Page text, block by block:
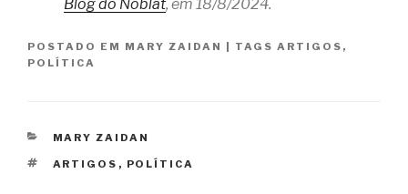
Blog do Noblat, em 18/8/2024.
POSTADO EM MARY ZAIDAN TAGS ARTIGOS ,
POLÍTICA
CATEGORIAS
MARY ZAIDAN
TAGS
ARTIGOS , POLÍTICA